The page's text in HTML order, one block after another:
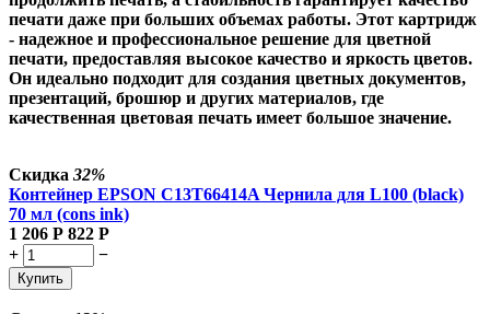
печати даже при больших объемах работы. Этот картридж
- надежное и профессиональное решение для цветной
печати, предоставляя высокое качество и яркость цветов.
Он идеально подходит для создания цветных документов,
презентаций, брошюр и других материалов, где
качественная цветовая печать имеет большое значение.
Скидка 32%
Контейнер EPSON C13T66414A Чернила для L100 (black)
70 мл (cons ink)
1 206 Р 822 Р
+
−
Купить